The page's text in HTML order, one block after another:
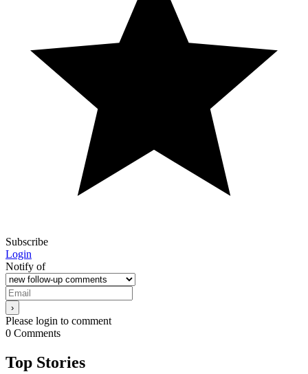
Subscribe
Login
Notify of
Please login to comment
0 Comments
Top Stories